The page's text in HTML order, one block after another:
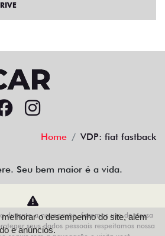
Home VDP: fiat fastback
Seu bem maior é a vida.
LTDA
durante a navegação, fazemos uso de nossa
seus dados pessoais respeitamos nossa
o desempenho do site, além
e anúncios.